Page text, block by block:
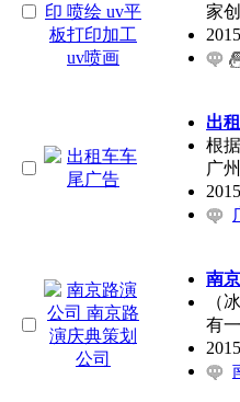
家
出
根
广
南
（
有